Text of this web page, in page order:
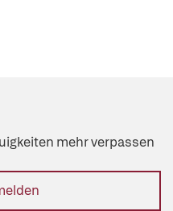
mehr verpassen